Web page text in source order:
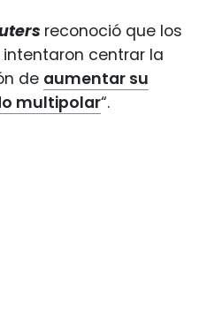
reconoció que los
intentaron centrar la
de aumentar su
multipolar“.